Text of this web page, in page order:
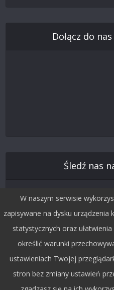
Dołącz do
Śledź nas
Copyright ©
W naszym serwisie
zapisywane na dysku
statystycznych oraz
określić warunki
ustawieniach Twojej
stron bez zmiany ustawień